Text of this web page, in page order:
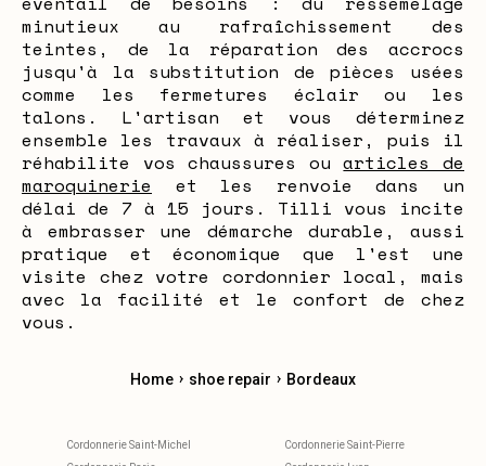
minutieux au rafraîchissement des
teintes, de la réparation des accrocs
jusqu'à la substitution de pièces usées
comme les fermetures éclair ou les
talons. L'artisan et vous déterminez
ensemble les travaux à réaliser, puis il
réhabilite vos chaussures ouarticles de
maroquinerie et les renvoie dans un
délai de 7 à 15 jours. Tilli vous incite
à embrasser une démarche durable, aussi
pratique et économique que l'est une
visite chez votre cordonnier local, mais
avec la facilité et le confort de chez
vous.
Home › shoe repair › Bordeaux
Cordonnerie Saint-Michel
Cordonnerie Saint-Pierre